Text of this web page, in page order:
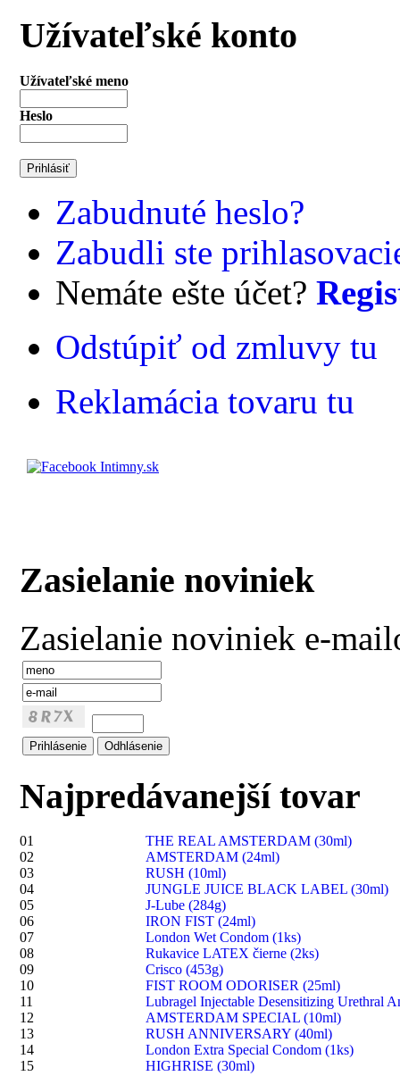
Užívateľské konto
Užívateľské meno
Heslo
Zabudnuté heslo?
Zabudli ste
Nemáte ešte účet?
Odstúpiť od zmluvy tu
Reklamácia tovaru tu
Zasielanie noviniek
Zasielanie noviniek e-
Najpredávanejší tovar
01
THE REAL AMSTERDAM (30ml)
02
AMSTERDAM (24ml)
03
RUSH (10ml)
04
JUNGLE JUICE BLACK LABEL (30ml)
05
J-Lube (284g)
06
IRON FIST (24ml)
07
London Wet Condom (1ks)
08
Rukavice LATEX čierne (2ks)
09
Crisco (453g)
10
FIST ROOM ODORISER (25ml)
11
Lubragel Injectable Desensitizing Urethral
12
AMSTERDAM SPECIAL (10ml)
13
RUSH ANNIVERSARY (40ml)
14
London Extra Special Condom (1ks)
15
HIGHRISE (30ml)